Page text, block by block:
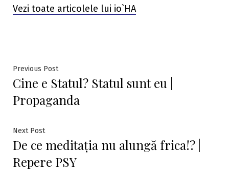
Vezi toate articolele lui io`HA
Navigare
în
articole
Previous PostPrevious
post:
Cine e Statul? Statul sunt eu |
Propaganda
Next PostNext
post:
De ce meditația nu alungă frica!? |
Repere PSY